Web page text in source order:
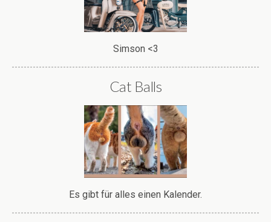
Simson <3
Cat Balls
Es gibt für alles einen Kalender.